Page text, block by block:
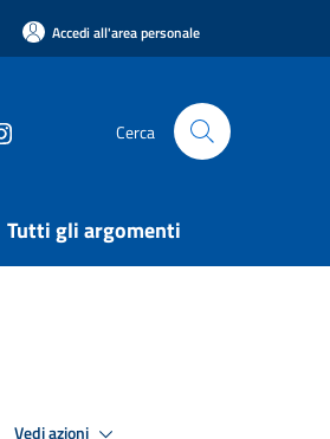
Accedi all'area personale
Cerca
Tutti gli argomenti
Vedi azioni